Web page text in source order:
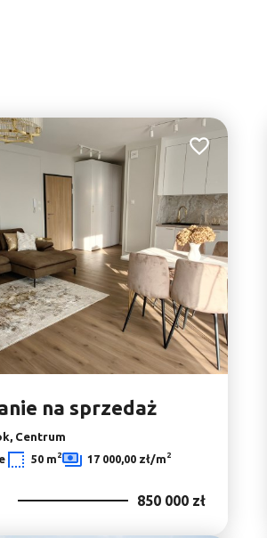
3
18
Dodaj do
na sprzedaż
Centrum
50 m2 17 000,00 zł/m2
850 000 zł